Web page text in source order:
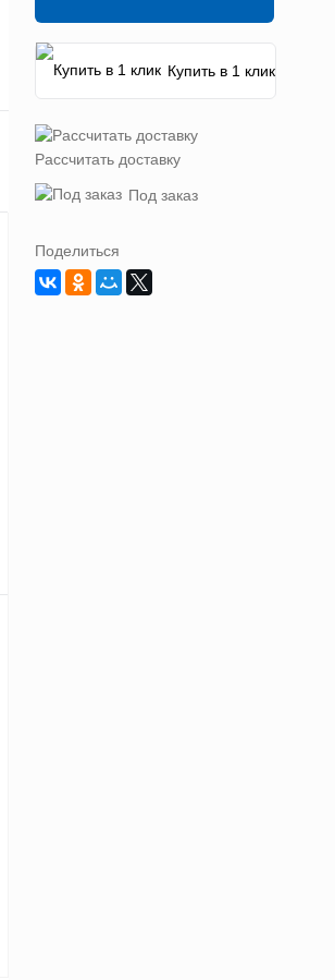
Купить в 1 клик
Рассчитать доставку
Под заказ
Поделиться